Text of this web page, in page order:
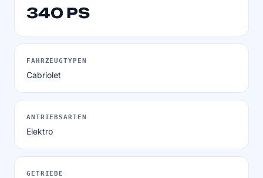
340 PS
FAHRZEUGTYPEN
Cabriolet
ANTRIEBSARTEN
Elektro
GETRIEBE